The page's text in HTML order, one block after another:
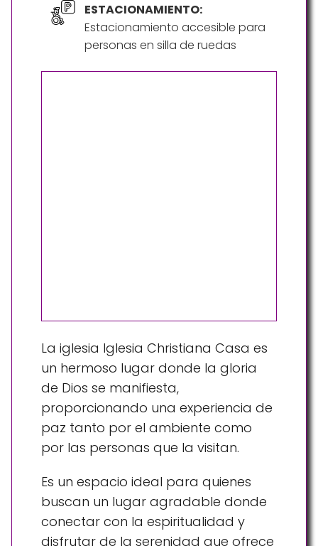
ESTACIONAMIENTO:
Estacionamiento accesible para
personas en silla de ruedas
La iglesia Iglesia Christiana Casa es
un hermoso lugar donde la gloria
de Dios se manifiesta,
proporcionando una experiencia de
paz tanto por el ambiente como
por las personas que la visitan.
Es un espacio ideal para quienes
buscan un lugar agradable donde
conectar con la espiritualidad y
disfrutar de la serenidad que ofrece